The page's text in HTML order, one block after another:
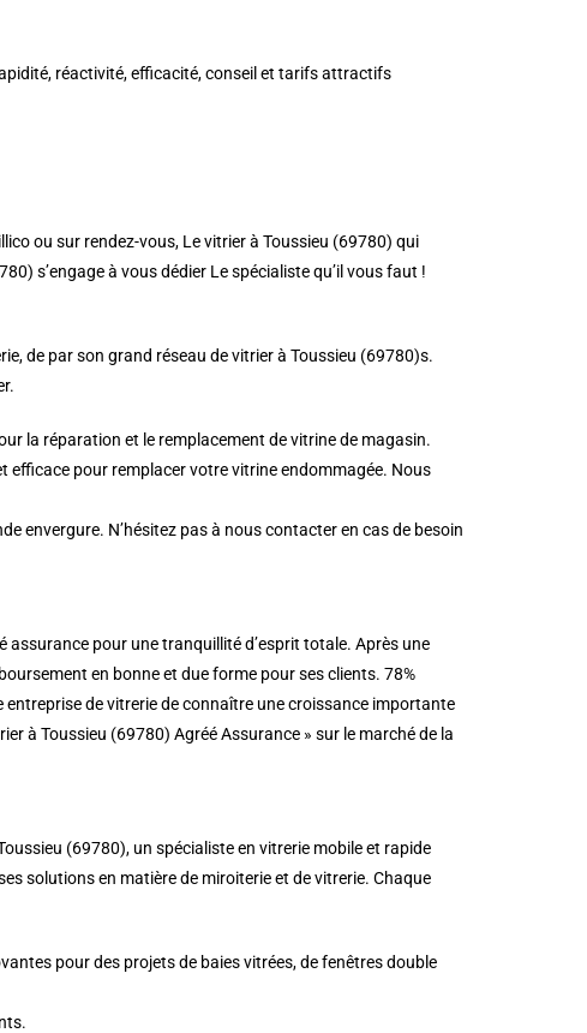
réactivité, efficacité, conseil et tarifs attractifs
ou sur rendez-vous, Le vitrier à Toussieu (69780) qui
s’engage à vous dédier Le spécialiste qu’il vous faut !
de par son grand réseau de vitrier à Toussieu (69780)s.
la réparation et le remplacement de vitrine de magasin.
efficace pour remplacer votre vitrine endommagée. Nous
envergure. N’hésitez pas à nous contacter en cas de besoin
pour une tranquillité d’esprit totale. Après une
en bonne et due forme pour ses clients. 78%
entreprise de vitrerie de connaître une croissance importante
à Toussieu (69780) Agréé Assurance » sur le marché de la
(69780), un spécialiste en vitrerie mobile et rapide
solutions en matière de miroiterie et de vitrerie. Chaque
pour des projets de baies vitrées, de fenêtres double